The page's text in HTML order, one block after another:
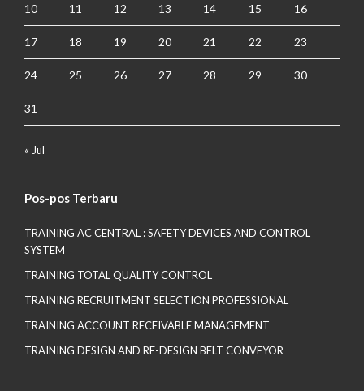
10 11 12 13 14 15 16
17 18 19 20 21 22 23
24 25 26 27 28 29 30
31
« Jul
Pos-pos Terbaru
TRAINING AC CENTRAL : SAFETY DEVICES AND CONTROL
SYSTEM
TRAINING TOTAL QUALITY CONTROL
TRAINING RECRUITMENT SELECTION PROFESSIONAL
TRAINING ACCOUNT RECEIVABLE MANAGEMENT
TRAINING DESIGN AND RE-DESIGN BELT CONVEYOR